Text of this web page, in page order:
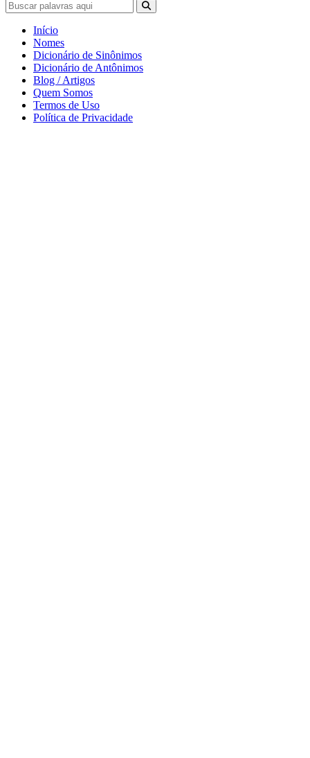
Início
Nomes
Dicionário de Sinônimos
Dicionário de Antônimos
Blog / Artigos
Quem Somos
Termos de Uso
Política de Privacidade